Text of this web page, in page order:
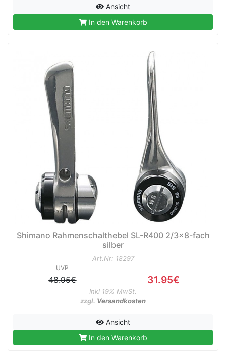
Ansicht
In den Warenkorb
Shimano Rahmenschalthebel SL-R400 2/3x8-fach
silber
Art.Nr: 18297
UVP
48.95€ 31.95€
Inkl 19% MwSt.
zzgl. Versandkosten
Ansicht
In den Warenkorb